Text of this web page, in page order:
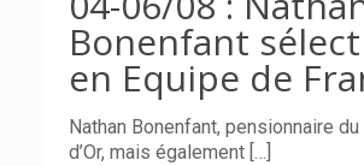
Bonenfant
en Equipe de
Nathan Bonenfant, pensionnaire du
d’Or, mais également […]